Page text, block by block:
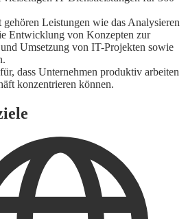
gehören Leistungen wie das Analysieren
Entwicklung von Konzepten zur
Umsetzung von IT-Projekten sowie
dass Unternehmen produktiv arbeiten
konzentrieren können.